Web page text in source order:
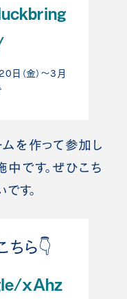
日（金）～3月
を作って参加し
です。ぜひこち
す。
ちら👇️
xAhz